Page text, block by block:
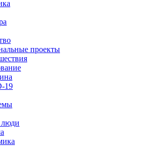
проекты
19
люди